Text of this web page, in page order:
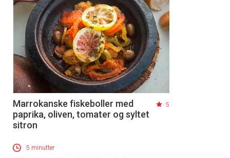
Marrokanske fiskeboller med
paprika, oliven, tomater og syltet
sitron
5
5 minutter